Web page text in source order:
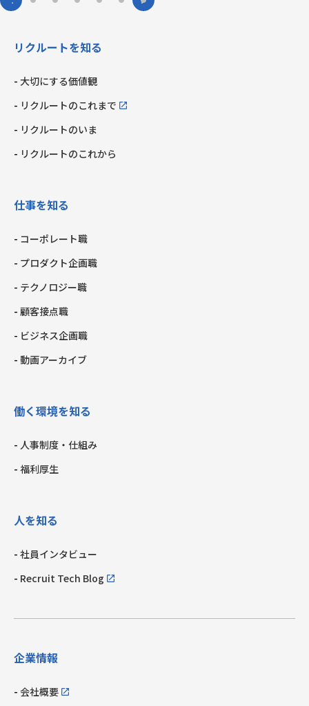
リクルートを知る
大切にする価値観
リクルートのこれまで
リクルートのいま
リクルートのこれから
仕事を知る
コーポレート職
プロダクト企画職
テクノロジー職
顧客接点職
ビジネス企画職
動画アーカイブ
働く環境を知る
人事制度・仕組み
福利厚生
人を知る
社員インタビュー
Recruit Tech Blog
企業情報
会社概要